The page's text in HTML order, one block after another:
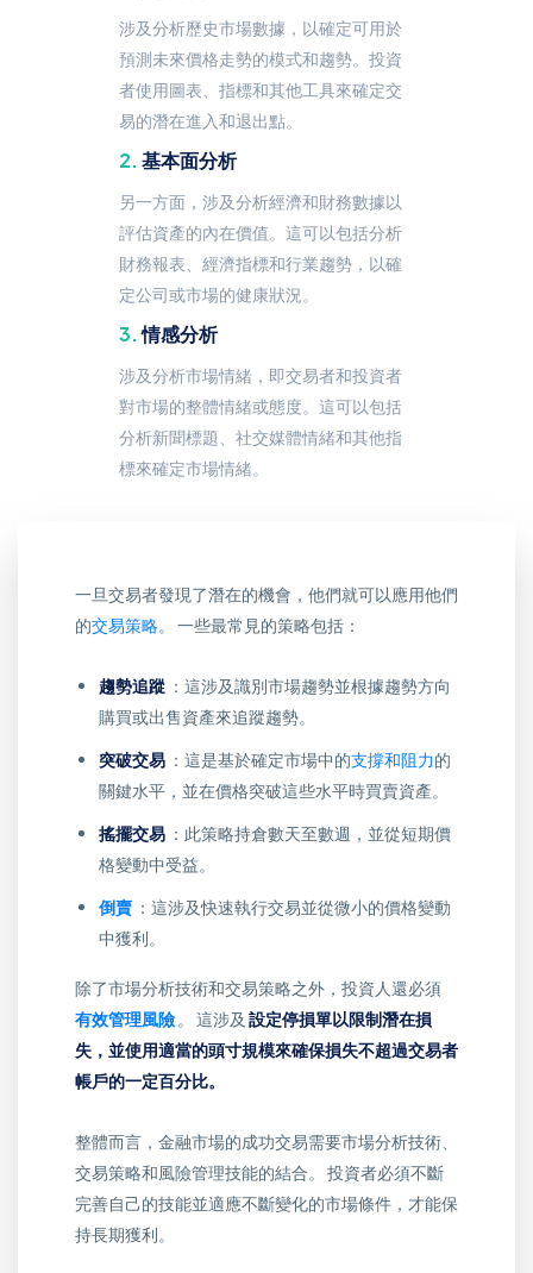
涉及分析歷史市場數據，以確定可用於
預測未來價格走勢的模式和趨勢。投資
者使用圖表、指標和其他工具來確定交
易的潛在進入和退出點。
基本面分析
另一方面，涉及分析經濟和財務數據以
評估資產的內在價值。這可以包括分析
財務報表、經濟指標和行業趨勢，以確
定公司或市場的健康狀況。
情感分析
涉及分析市場情緒，即交易者和投資者
對市場的整體情緒或態度。這可以包括
分析新聞標題、社交媒體情緒和其他指
標來確定市場情緒。
一旦交易者發現了潛在的機會，他們就可以應用他們
的交易策略。 一些最常見的策略包括：
趨勢追蹤 ：這涉及識別市場趨勢並根據趨勢方向
購買或出售資產來追蹤趨勢。
突破交易 ：這是基於確定市場中的支撐和阻力的
關鍵水平，並在價格突破這些水平時買賣資產。
搖擺交易 ：此策略持倉數天至數週，並從短期價
格變動中受益。
倒賣 ：這涉及快速執行交易並從微小的價格變動
中獲利。
除了市場分析技術和交易策略之外，投資人還必須
有效管理風險 。 這涉及 設定停損單以限制潛在損
失，並使用適當的頭寸規模來確保損失不超過交易者
帳戶的一定百分比。
整體而言，金融市場的成功交易需要市場分析技術、
交易策略和風險管理技能的結合。 投資者必須不斷
完善自己的技能並適應不斷變化的市場條件，才能保
持長期獲利。